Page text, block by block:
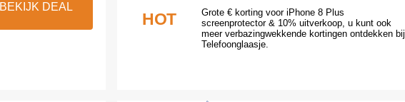
BEKIJK DEAL
HOT
Grote € korting voor iPhone 8 Plus
screenprotector & 10% uitverkoop, u kunt ook
meer verbazingwekkende kortingen ontdekken bij
Telefoonglaasje.